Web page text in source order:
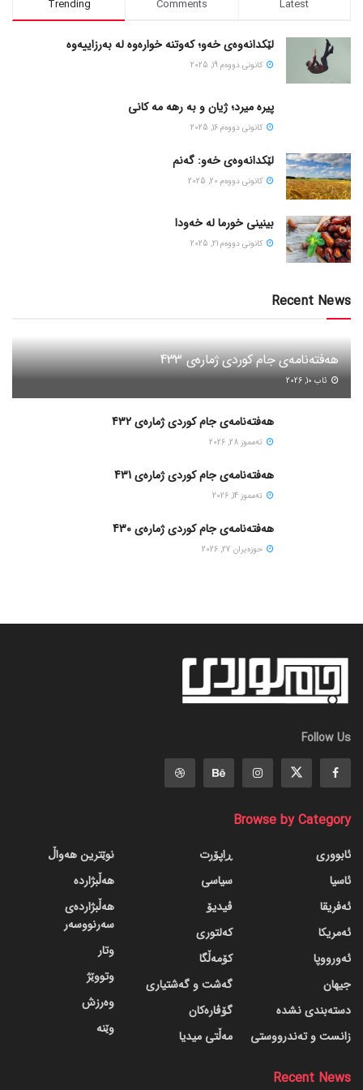
Trending Comments Latest
لێکدانەوەی خەو؛ کەوتنە خوارەوە لە بەرزاییەوە
كانونی دووه‌م 19, 2025
پیره میرد؛ ژیان و به رهه مه کانی
كانونی دووه‌م 16, 2025
لێکدانەوەی خەو: گەنم
كانونی دووه‌م 20, 2025
بینینی خورما لە خەودا
كانونی دووه‌م 21, 2025
Recent News
هەفتەنامەی جام کوردی ژمارەی 433
ئاب 10, 2026
هەفتەنامەی جام کوردی ژمارەی 432
ته‌مموز 28, 2026
هەفتەنامەی جام کوردی ژمارەی 431
ته‌مموز 14, 2026
هەفتەنامەی جام کوردی ژمارەی 430
حوزه‌یران 27, 2026
Follow Us
Browse by Category
ئابووری
ئاسیا
ئەفریقا
ئەمریکا
ئەورووپا
جیهان
دسته‌بندی نشده
زانست و تەندرووستی
ڕاپۆرت
سیاسی
ڤیدیۆ
کەلتوری
کۆمەڵگا
گه‌شت و گه‌شتیاری
گۆڤاره‌کان
مەڵتی میدیا
نوێترین هەواڵ
هەڵبژاردە
هەڵبژاردەی
سەرنووسەر
وتار
وتووێژ
وەرزش
وێنە
Recent News